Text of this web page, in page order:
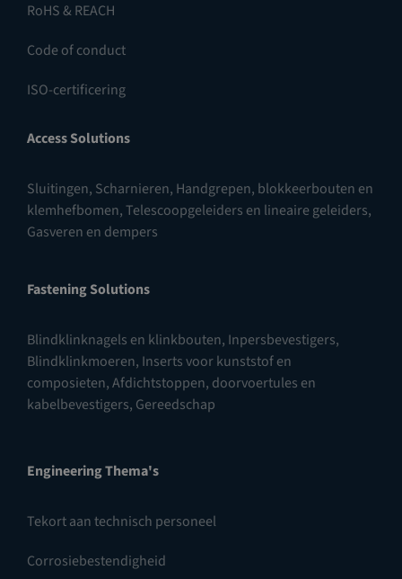
RoHS & REACH
Code of conduct
ISO-certificering
Access Solutions
Sluitingen, Scharnieren, Handgrepen, blokkeerbouten en
klemhefbomen,Telescoopgeleiders en lineaire geleiders,
Gasveren en dempers
Fastening Solutions
Blindklinknagels en klinkbouten, Inpersbevestigers,
Blindklinkmoeren, Inserts voor kunststof en
composieten,Afdichtstoppen, doorvoertules en
kabelbevestigers, Gereedschap
Engineering Thema's
Tekort aan technisch personeel
Corrosiebestendigheid